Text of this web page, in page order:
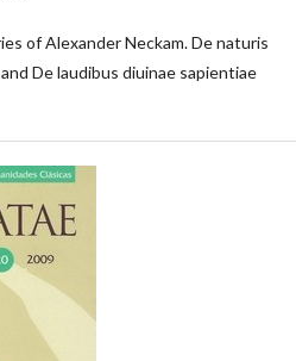
of Alexander Neckam. De naturis
De laudibus diuinae sapientiae